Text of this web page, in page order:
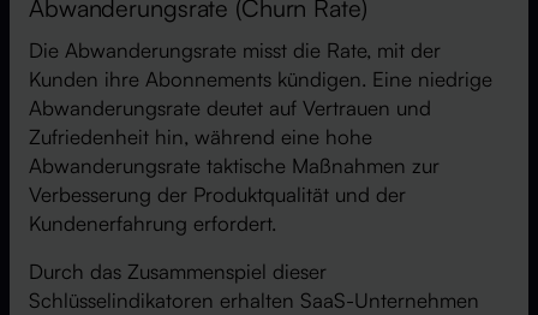
Abwanderungsrate (Churn Rate)
Die Abwanderungsrate misst die Rate, mit der
Kunden ihre Abonnements kündigen. Eine niedrige
Abwanderungsrate deutet auf Vertrauen und
Zufriedenheit hin, während eine hohe
Abwanderungsrate taktische Maßnahmen zur
Verbesserung der Produktqualität und der
Kundenerfahrung erfordert.
Durch das Zusammenspiel dieser
Schlüsselindikatoren erhalten SaaS-Unternehmen